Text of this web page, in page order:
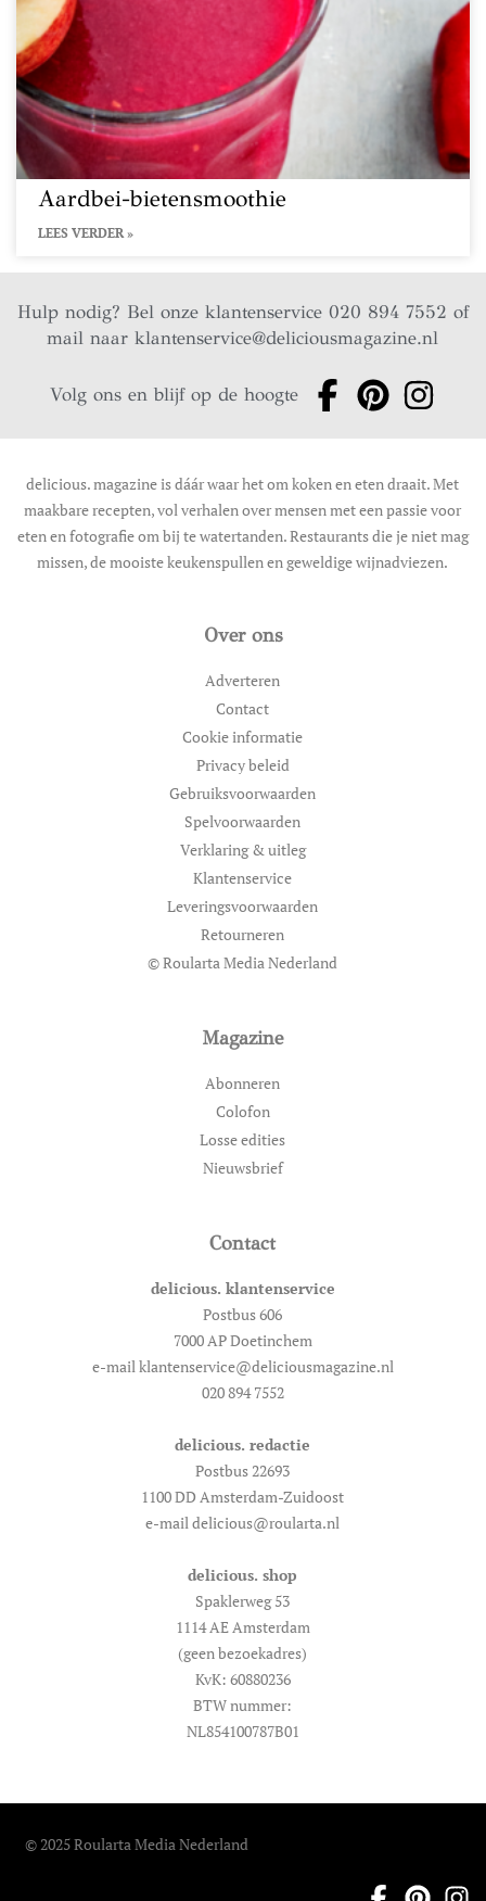
Aardbei-bietensmoothie
LEES VERDER »
Hulp nodig? Bel onze klantenservice 020 894 7552 of
mail naarklantenservice@deliciousmagazine.nl
Volg ons en blijf op de hoogte
delicious. magazine is dáár waar het om koken en eten draait. Met
maakbare recepten, vol verhalen over mensen met een passie voor
eten en fotografie om bij te watertanden. Restaurants die je niet mag
missen, de mooiste keukenspullen en geweldige wijnadviezen.
Over ons
Adverteren
Contact
Cookie informatie
Privacy beleid
Gebruiksvoorwaarden
Spelvoorwaarden
Verklaring & uitleg
Klantenservice
Leveringsvoorwaarden
Retourneren
© Roularta Media Nederland
Magazine
Abonneren
Colofon
Losse edities
Nieuwsbrief
Contact
delicious. klantenservice
Postbus 606
7000 AP Doetinchem
e-mail klantenservice@deliciousmagazine.nl
020 894 7552
delicious. redactie
Postbus 22693
1100 DD Amsterdam-Zuidoost
e-mail delicious@roularta.nl
delicious. shop
Spaklerweg 53
1114 AE Amsterdam
(geen bezoekadres)
KvK: 60880236
BTW nummer:
NL854100787B01
© 2025 Roularta Media Nederland